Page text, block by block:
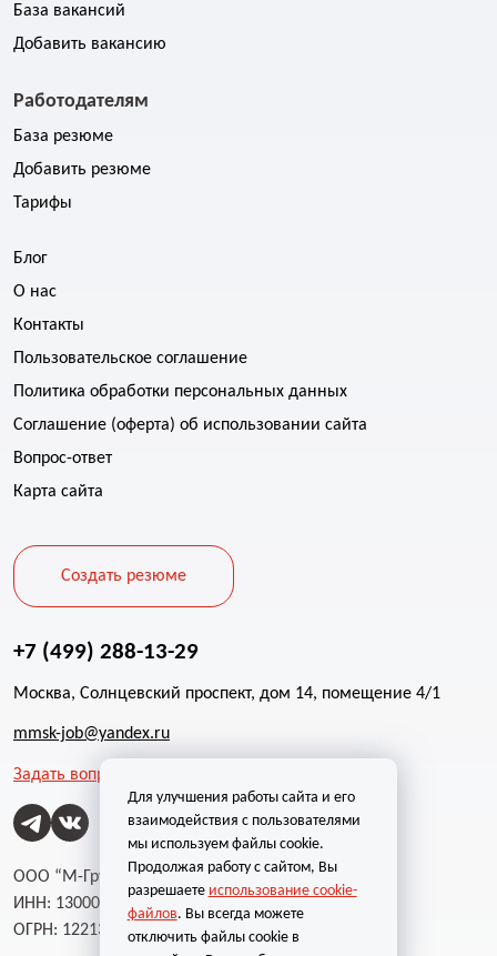
База вакансий
Добавить вакансию
Работодателям
База резюме
Добавить резюме
Тарифы
Блог
О нас
Контакты
Пользовательское соглашение
Политика обработки персональных данных
Соглашение (оферта) об использовании сайта
Вопрос-ответ
Карта сайта
Создать резюме
+7 (499) 288-13-29
Москва, Солнцевский проспект, дом 14, помещение 4/1
mmsk-job@yandex.ru
Задать вопрос
ООО “М-Групп”
ИНН: 1300002787
ОГРН: 1221300004232
Для улучшения работы сайта и его
взаимодействия с пользователями
мы используем файлы cookie.
Продолжая работу с сайтом, Вы
разрешаете использование cookie-
файлов. Вы всегда можете
отключить файлы cookie в